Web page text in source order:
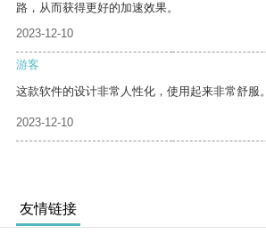
路，从而获得更好的加速效果。
2023-12-10
游客
这款软件的设计非常人性化，使用起来非常舒服。
2023-12-10
友情链接